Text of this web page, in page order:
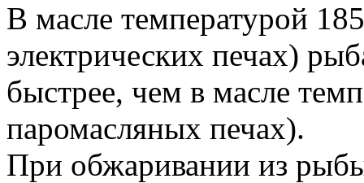
В масле температурой
электрических печах)
быстрее, чем в масле
паромасляных печах).
При обжаривании из рыбы